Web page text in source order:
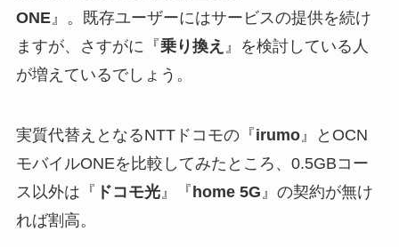
ONE』。既存ユーザーにはサービスの提供を続け
ますが、さすがに『乗り換え 』を検討している人
が増えているでしょう。
実質代替えとなるNTTドコモの『irumo』とOCN
モバイルONEを比較してみたところ、0.5GBコー
ス以外は『 ドコモ光』『 home 5G』の契約が無け
れば割高。